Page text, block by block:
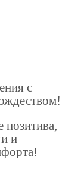
с
позитива,
и